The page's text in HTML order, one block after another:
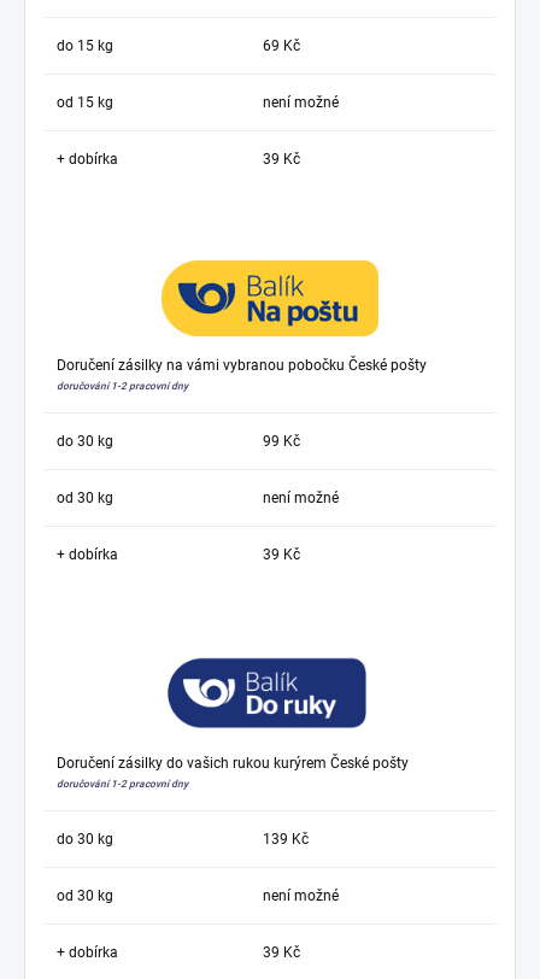
do 15 kg 69 Kč
od 15 kg není možné
+ dobírka 39 Kč
Doručení zásilky na vámi vybranou pobočku České pošty
doručování 1-2 pracovní dny
do 30 kg 99 Kč
od 30 kg není možné
+ dobírka 39 Kč
Doručení zásilky do vašich rukou kurýrem České pošty
doručování 1-2 pracovní dny
do 30 kg 139 Kč
od 30 kg není možné
+ dobírka 39 Kč